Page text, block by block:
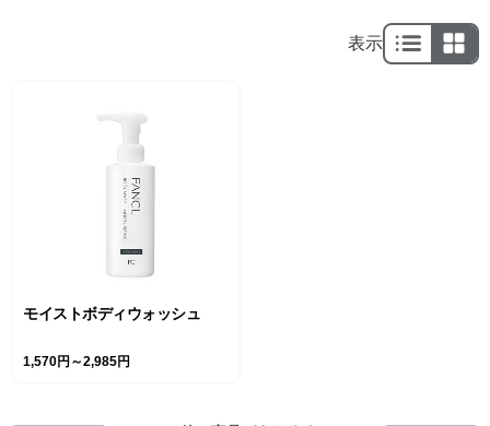
表示
モイストボディウォッシュ
1,570円～2,985円